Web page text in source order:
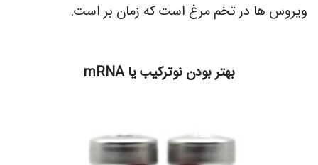
ویروس ها در تخم مرغ است که زمان بر است.
بهتر بودن نوترکیب یاmRNA